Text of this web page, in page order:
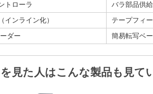
トローラ
バラ部品供
インライン化）
テープフィ
ダー
簡易転写ベ
見た人はこんな製品も見て